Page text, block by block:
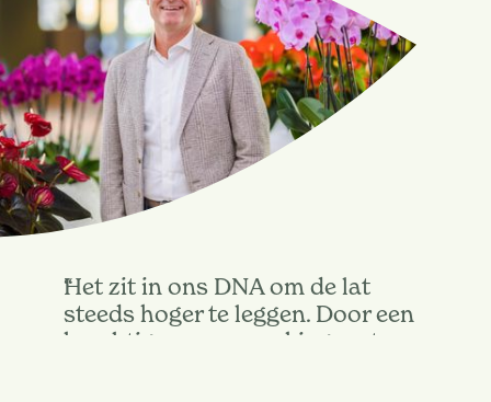
Het zit in ons DNA om de lat
steeds hoger te leggen. Door een
krachtige samenwerking met